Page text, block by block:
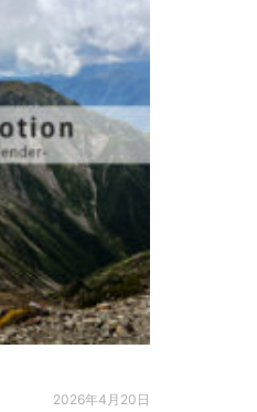
2026年4月20日